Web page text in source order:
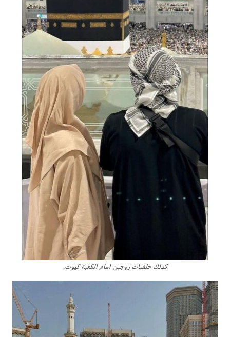
كذلك خلفيات زوجين امام الكعبة كيوت.